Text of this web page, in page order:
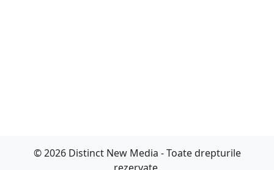
© 2026 Distinct New Media - Toate drepturile